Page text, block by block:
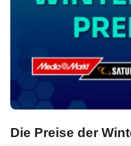
Die Preise der